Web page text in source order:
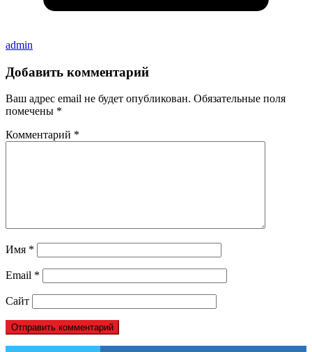
admin
Добавить комментарий
Ваш адрес email не будет опубликован. Обязательные поля
помечены *
Комментарий *
Имя *
Email *
Сайт